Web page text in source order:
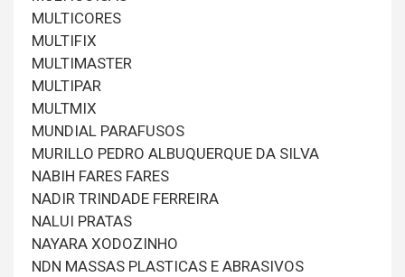
MULTICORES
MULTIFIX
MULTIMASTER
MULTIPAR
MULTMIX
MUNDIAL PARAFUSOS
MURILLO PEDRO ALBUQUERQUE DA SILVA
NABIH FARES FARES
NADIR TRINDADE FERREIRA
NALUI PRATAS
NAYARA XODOZINHO
NDN MASSAS PLASTICAS E ABRASIVOS